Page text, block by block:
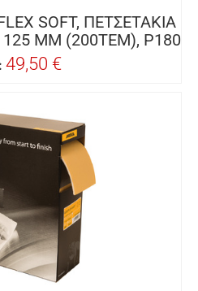
SOFT, ΠΕΤΣΕΤΑΚΙΑ
MM (200ΤΕΜ), P180
49,50 €